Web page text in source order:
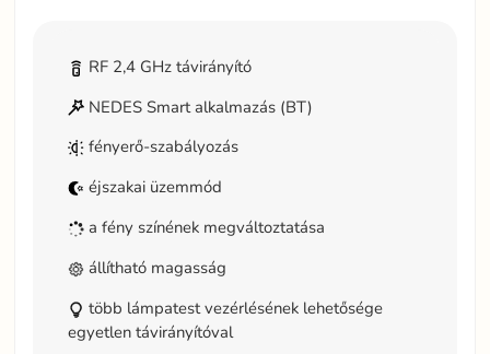
RF 2,4 GHz távirányító
NEDES Smart alkalmazás (BT)
fényerő-szabályozás
éjszakai üzemmód
a fény színének megváltoztatása
állítható magasság
több lámpatest vezérlésének lehetősége
egyetlen távirányítóval